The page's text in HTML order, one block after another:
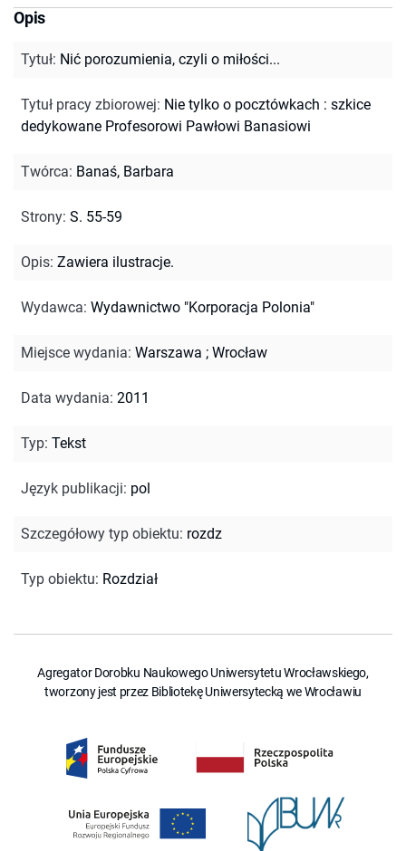
Opis
Tytuł: Nić porozumienia, czyli o miłości...
Tytuł pracy zbiorowej: Nie tylko o pocztówkach : szkice
dedykowane Profesorowi Pawłowi Banasiowi
Twórca: Banaś, Barbara
Strony: S. 55-59
Opis: Zawiera ilustracje.
Wydawca: Wydawnictwo "Korporacja Polonia"
Miejsce wydania: Warszawa ; Wrocław
Data wydania: 2011
Typ: Tekst
Język publikacji: pol
Szczegółowy typ obiektu: rozdz
Typ obiektu: Rozdział
Agregator Dorobku Naukowego Uniwersytetu Wrocławskiego,
tworzony jest przez Bibliotekę Uniwersytecką we Wrocławiu